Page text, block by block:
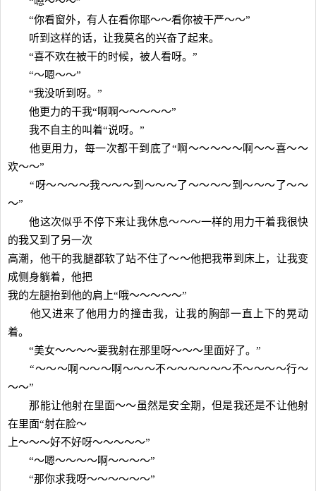
“你看窗外，有人在看你耶～～看你被干严～～”
听到这样的话，让我莫名的兴奋了起来。
“喜不欢在被干的时候，被人看呀。”
“～嗯～～”
“我没听到呀。”
他更力的干我“啊啊～～～～～”
我不自主的叫着“说呀。”
他更用力，每一次都干到底了“啊～～～～～啊～～喜～～
欢～～”
“呀～～～～我～～～到～～～了～～～～到～～～了～～
～”
他这次似乎不停下来让我休息～～～一样的用力干着我很快
的我又到了另一次
高潮，他干的我腿都软了站不住了～～他把我带到床上，让我变
成侧身躺着，他把
我的左腿抬到他的肩上“哦～～～～～”
他又进来了他用力的撞击我，让我的胸部一直上下的晃动
着。
“美女～～～～要我射在那里呀～～～里面好了。”
“～～～啊～～～啊～～～不～～～～～～不～～～～行～
～～”
那能让他射在里面～～虽然是安全期，但是我还是不让他射
在里面“射在脸～
上～～～好不好呀～～～～～”
“～嗯～～～～啊～～～～”
“那你求我呀～～～～～～”